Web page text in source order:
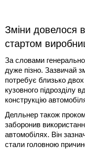
Зміни довелося
стартом
За словами
дуже пізно. Зазвичай
потребує близько
кузовного підрозділу
конструкцію
Делльнер також
заборонив
автомобілях. Він
стали головною